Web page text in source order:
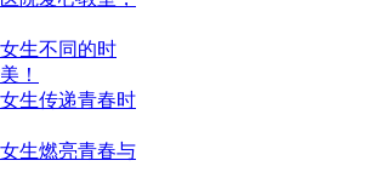
生不同的时
！
生传递青春时
生燃亮青春与